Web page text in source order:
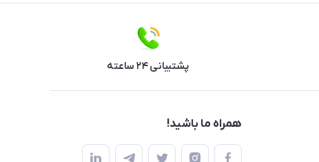
پشتیبانی ۲۴ ساعته
همراه ما باشید!